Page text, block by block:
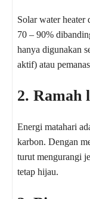
Solar water heater
70 – 90%
hanya digunakan
aktif) atau
2. Ramah
Energi matahari
karbon. Dengan
turut mengurangi
tetap hijau.